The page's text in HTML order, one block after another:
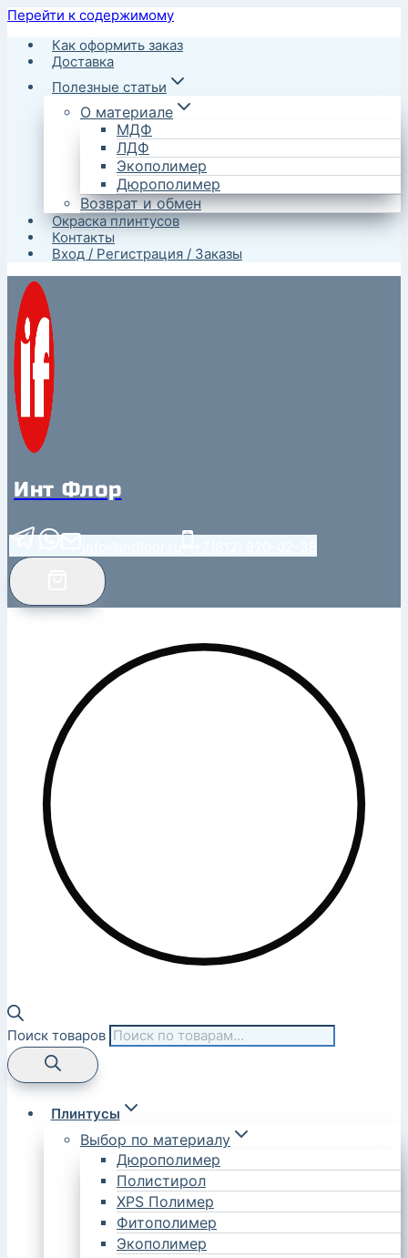
Перейти к содержимому
Как оформить заказ
Доставка
Полезные статьи
О материале
МДФ
ЛДФ
Экополимер
Дюрополимер
Возврат и обмен
Окраска плинтусов
Контакты
Вход / Регистрация / Заказы
Инт Флор
Поиск товаров
Плинтусы
Выбор по материалу
Дюрополимер
Полистирол
XPS Полимер
Фитополимер
Экополимер